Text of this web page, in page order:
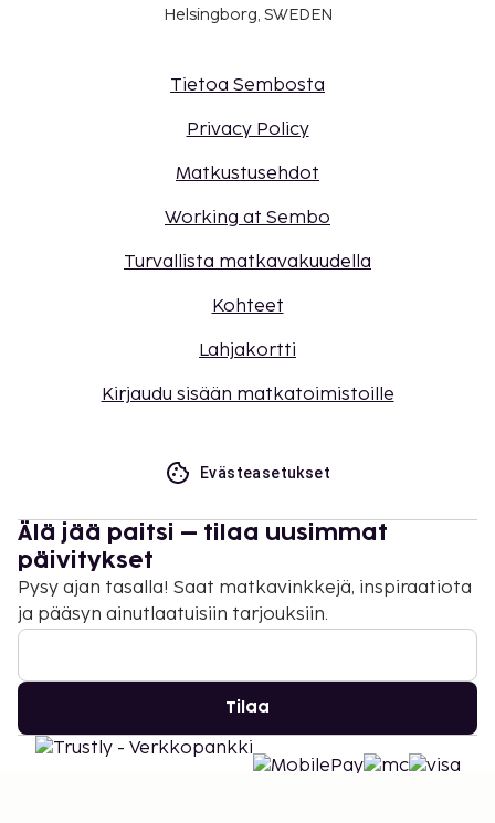
Helsingborg, SWEDEN
Tietoa Sembosta
Privacy Policy
Matkustusehdot
Working at Sembo
Turvallista matkavakuudella
Kohteet
Lahjakortti
Kirjaudu sisään matkatoimistoille
Evästeasetukset
Älä jää paitsi – tilaa uusimmat
päivitykset
Pysy ajan tasalla! Saat matkavinkkejä, inspiraatiota
ja pääsyn ainutlaatuisiin tarjouksiin.
Tilaa